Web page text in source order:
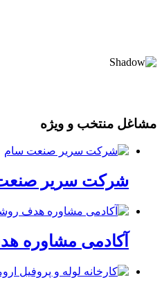
مشاغل منتخب و ویژه
شرکت سریر
آکادمی مشاوره